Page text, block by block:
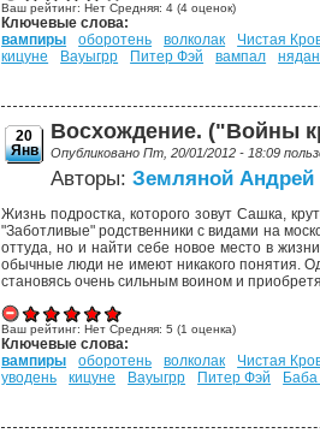
Ваш рейтинг:Нет Средняя:4 (4 оценок)
Ключевые слова:
вампиры
оборотень волколак Чистая
кицуне
Вауыгрр Питер Фэй вампал
20
Янв
Восхождение. ("Войны
Опубликовано Пт, 20/01/2012 - 18:09
Авторы:Земляной Андрей
Жизнь подростка, которого зовут Сашка,
"Заботливые" родственники с видами на
оттуда, но и найти себе новое место в
обычные люди не имеют никакого понятия.
становясь очень сильным воином и
Ваш рейтинг:Нет Средняя:5 (1 оценка)
Ключевые слова:
вампиры
оборотень волколак Чистая
уводень
кицуне Вауыгрр Питер Фэй